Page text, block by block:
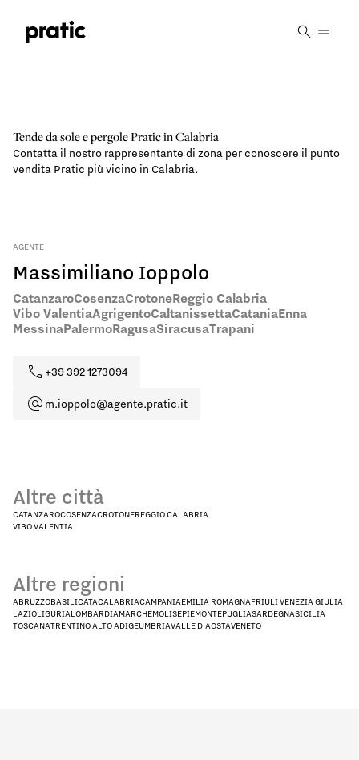
Tende da sole e pergole Pratic in Calabria
Contatta il nostro rappresentante di zona per conoscere il punto
vendita Pratic più vicino in Calabria.
AGENTE
Massimiliano Ioppolo
CatanzaroCosenzaCrotoneReggio Calabria
Vibo ValentiaAgrigentoCaltanissettaCataniaEnna
MessinaPalermoRagusaSiracusaTrapani
+39 392 1273094
m.ioppolo@agente.pratic.it
Altre città
CATANZAROCOSENZACROTONEREGGIO CALABRIA
VIBO VALENTIA
Altre regioni
ABRUZZOBASILICATACALABRIACAMPANIAEMILIA ROMAGNAFRIULI VENEZIA GIULIA
LAZIOLIGURIALOMBARDIAMARCHEMOLISEPIEMONTEPUGLIASARDEGNASICILIA
TOSCANATRENTINO ALTO ADIGEUMBRIAVALLE D'AOSTAVENETO